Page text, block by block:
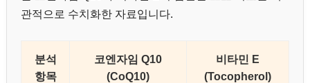
관적으로 수치화한 자료입니다.
분석
항목
코엔자임 Q10
(CoQ10)
비타민 E
(Tocopherol)